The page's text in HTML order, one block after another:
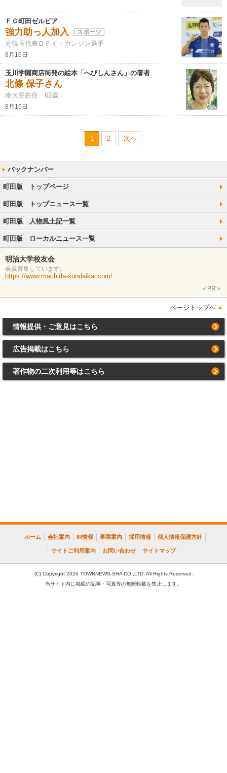
ＦＣ町田ゼルビア
強力助っ人加入 スポーツ
元韓国代表ＤＦイ・ガンジン選手
8月16日
玉川学園商店街発の絵本「へびしんさん」の著者
北條 保子さん
南大谷在住 62歳
8月16日
1 2 次へ
町田版 トップページ
町田版 トップニュース一覧
町田版 人物風土記一覧
町田版 ローカルニュース一覧
明治大学校友会
会員募集しています。
https://www.machida-sundaikai.com/
＜PR＞
ページトップへ
情報提供・ご意見はこちら
広告掲載はこちら
著作物の二次利用等はこちら
ホーム 会社案内 IR情報 事業案内 採用情報 個人情報保護方針
サイトご利用案内 お問い合わせ サイトマップ
(C) Copyright 2026 TOWNNEWS-SHA CO.,LTD. All Rights Reserved.
当サイト内に掲載の記事・写真等の無断転載を禁止します。